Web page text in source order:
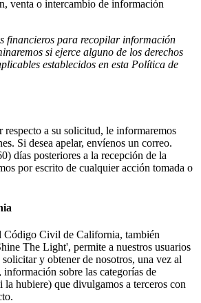
venta o intercambio de información
financieros para recopilar información
si ejerce alguno de los derechos
establecidos en esta Política de
respecto a su solicitud, le informaremos
Si desea apelar, envíenos un correo.
días posteriores a la recepción de la
por escrito de cualquier acción tomada o
Código Civil de California, también
The Light', permite a nuestros usuarios
y obtener de nosotros, una vez al
sobre las categorías de
hubiere) que divulgamos a terceros con